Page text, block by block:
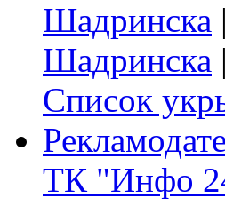
Шадринска |
Шадринска |
Список
ТК "Инфо